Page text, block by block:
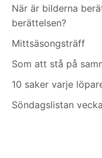
När är bilderna
berättelsen?
Mittsäsongsträff
Som att stå på
10 saker varje
Söndagslistan